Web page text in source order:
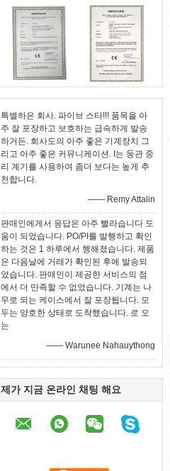
특별하은 회사. 파이브 스타!!! 품목을 아
주 잘 포장하고 보호하는 급속하게 발송
하거든. 회사도의 아주 좋은 기계장치 그
리고 아주 좋은 커뮤니케이션. I는 둥관 중
리 계기를 사용하여 좀더 보다는 높게 추
천합니다.
—— Remy Attalin
판매인에게서 응답은 아주 빨라습니다 도
움이 되었습니다. PO/PI를 발행하고 확인
하는 것은 1 하루에서 행해졌습니다. 제품
은 다음날에 거래가 확인된 후에 발송되
었습니다. 판매인이 제공한 서비스의 점
에서 더 만족할 수 없었습니다. 기계는 나
무로 되는 케이스에서 잘 포장됩니다. 모
두는 양호한 상태로 도착했습니다. 로 오
는
—— Warunee Nahauythong
제가 지금 온라인 채팅 해요